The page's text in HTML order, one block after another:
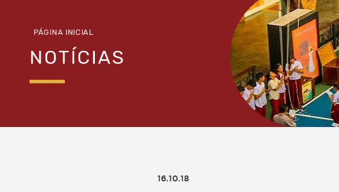
PÁGINA INICIAL
NOTÍCIAS
16.10.18